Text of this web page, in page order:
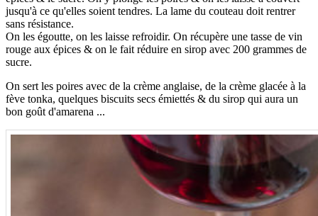
jusqu'à ce qu'elles soient tendres. La lame du couteau doit rentrer
sans résistance.
On les égoutte, on les laisse refroidir. On récupère une tasse de vin
rouge aux épices & on le fait réduire en sirop avec 200 grammes de
sucre.
On sert les poires avec de la crème anglaise, de la crème glacée à la
fève tonka, quelques biscuits secs émiettés & du sirop qui aura un
bon goût d'amarena ...